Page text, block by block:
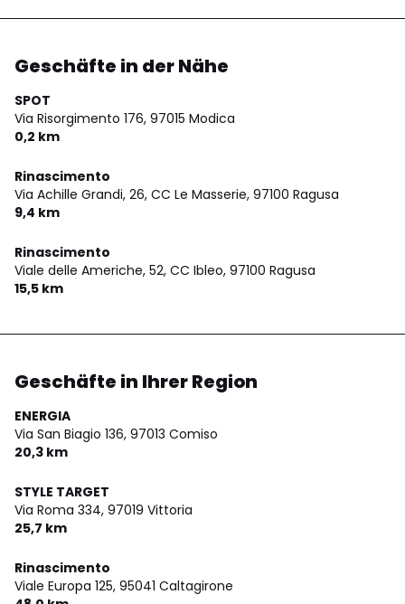
Geschäfte in der Nähe
SPOT
Via Risorgimento 176, 97015 Modica
0,2 km
Rinascimento
Via Achille Grandi, 26, CC Le Masserie, 97100 Ragusa
9,4 km
Rinascimento
Viale delle Americhe, 52, CC Ibleo, 97100 Ragusa
15,5 km
Geschäfte in Ihrer Region
ENERGIA
Via San Biagio 136, 97013 Comiso
20,3 km
STYLE TARGET
Via Roma 334, 97019 Vittoria
25,7 km
Rinascimento
Viale Europa 125, 95041 Caltagirone